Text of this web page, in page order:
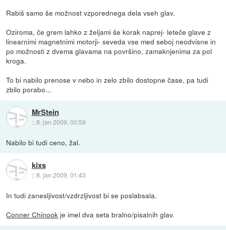
Rabiš samo še možnost vzporednega dela vseh glav.
Oziroma, če grem lahko z željami še korak naprej- leteče glave z
linearnimi magnetnimi motorji- seveda vse med seboj neodvisne in
po možnosti z dvema glavama na površino, zamaknjenima za pol
kroga.
To bi nabilo prenose v nebo in zelo zbilo dostopne čase, pa tudi
zbilo porabo...
MrStein
::8. jan 2009, 00:59
Nabilo bi tudi ceno, žal.
kixs
::8. jan 2009, 01:43
In tudi zanesljivost/vzdrzljivost bi se poslabsala.
Conner Chinook je imel dva seta bralno/pisalnih glav.